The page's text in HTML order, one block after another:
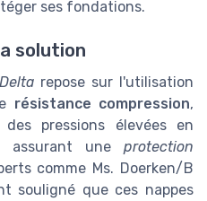
ses fondations.
solution
repose sur l'utilisation
résistance compression,
pressions élevées en
assurant une protection
comme Ms. Doerken/B
souligné que ces nappes